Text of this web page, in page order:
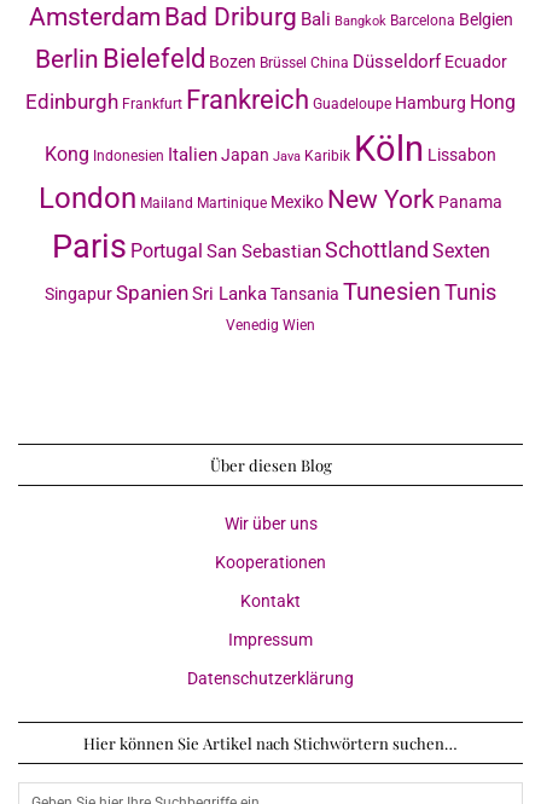
Amsterdam Bad Driburg Bali Bangkok Barcelona Belgien
Berlin Bielefeld Bozen Brüssel China Düsseldorf Ecuador
Edinburgh Frankfurt Frankreich Guadeloupe Hamburg Hong
Kong Indonesien ItalienJapan Java Karibik Köln Lissabon
London Mailand Martinique Mexiko New York Panama
Paris Portugal San SebastianSchottland Sexten
SingapurSpanienSri LankaTansania TunesienTunis
Venedig Wien
Über diesen Blog
Wir über uns
Kooperationen
Kontakt
Impressum
Datenschutzerklärung
Hier können Sie Artikel nach Stichwörtern suchen…